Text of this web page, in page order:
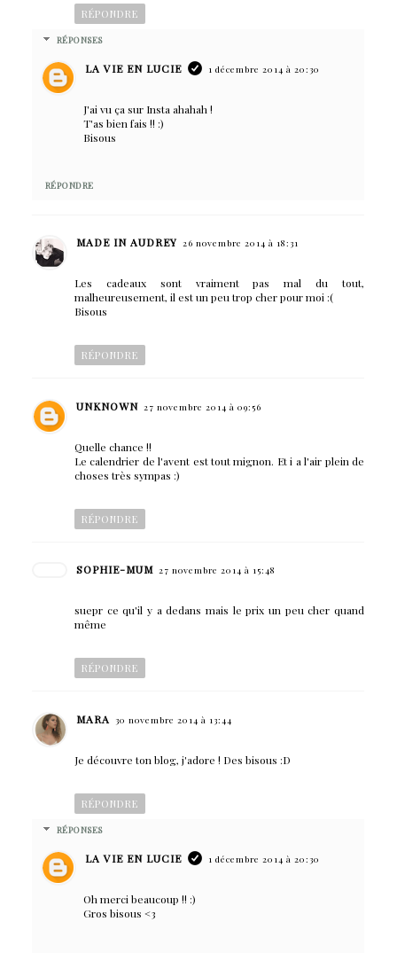
RÉPONDRE
RÉPONSES
LA VIE EN LUCIE 1 décembre 2014 à 20:30
J'ai vu ça sur Insta ahahah !
T'as bien fais !! :)
Bisous
RÉPONDRE
MADE IN AUDREY 26 novembre 2014 à 18:31
Les cadeaux sont vraiment pas mal du tout,
malheureusement, il est un peu trop cher pour moi :(
Bisous
RÉPONDRE
UNKNOWN 27 novembre 2014 à 09:56
Quelle chance !!
Le calendrier de l'avent est tout mignon. Et i a l'air plein de
choses très sympas :)
RÉPONDRE
SOPHIE-MUM 27 novembre 2014 à 15:48
suepr ce qu'il y a dedans mais le prix un peu cher quand
même
RÉPONDRE
MARA 30 novembre 2014 à 13:44
Je découvre ton blog, j'adore ! Des bisous :D
RÉPONDRE
RÉPONSES
LA VIE EN LUCIE 1 décembre 2014 à 20:30
Oh merci beaucoup !! :)
Gros bisous <3